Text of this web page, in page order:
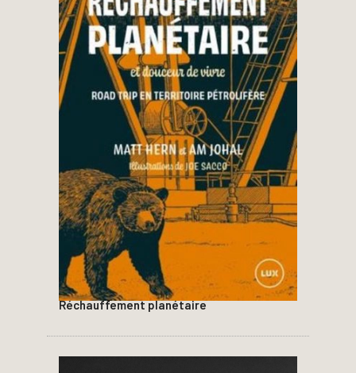
Réchauffement planétaire